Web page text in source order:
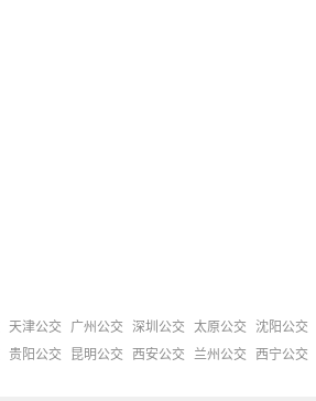
天津公交 广州公交 深圳公交 太原公交 沈阳公交
贵阳公交 昆明公交 西安公交 兰州公交 西宁公交